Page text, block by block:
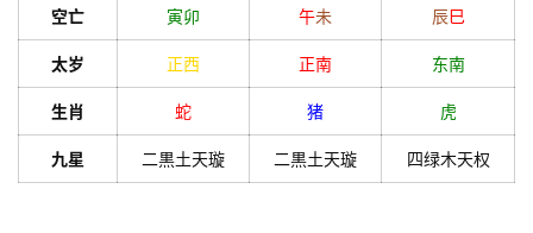
空亡 寅卯 午未 辰巳
太岁 正西 正南 东南
生肖 蛇 猪 虎
九星 二黒土天璇 二黒土天璇 四绿木天权